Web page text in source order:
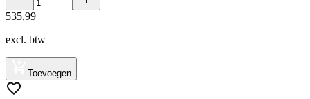
535,99
excl. btw
Toevoegen